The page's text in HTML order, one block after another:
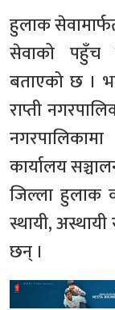
हुलाक
सेवाको पहुँच
बताएको छ ।
राप्ती
कार्यालय
जिल्ला हुलाक
स्थायी,
छन् ।